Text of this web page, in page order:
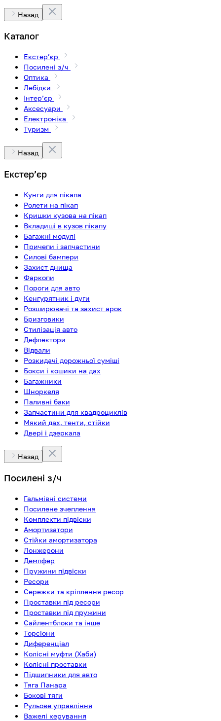
Назад
Каталог
Екстерʼєр
Посилені з/ч
Оптика
Лебідки
Інтерʼєр
Аксесуари
Електроніка
Туризм
Назад
Екстерʼєр
Кунги для пікапа
Ролети на пікап
Кришки кузова на пікап
Вкладиші в кузов пікапу
Багажні модулі
Причепи і запчастини
Силові бампери
Захист днища
Фаркопи
Пороги для авто
Кенгурятник і дуги
Розширювачі та захист арок
Бризговики
Стилізація авто
Дефлектори
Відвали
Розкидачі дорожньої суміші
Бокси і кошики на дах
Багажники
Шноркеля
Паливні баки
Запчастини для квадроциклів
Мякий дах, тенти, стійки
Двері і дзеркала
Назад
Посилені з/ч
Гальмівні системи
Посилене зчеплення
Комплекти підвіски
Амортизатори
Стійки амортизатора
Лонжерони
Демпфер
Пружини підвіски
Ресори
Сережки та кріплення ресор
Проставки під ресори
Проставки під пружини
Сайлентблоки та інше
Торсіони
Диференціал
Колісні муфти (Хаби)
Колісні проставки
Підшипники для авто
Тяга Панара
Бокові тяги
Рульове управління
Важелі керування